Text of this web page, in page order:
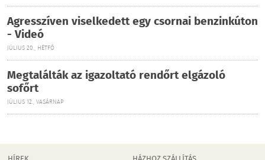
Agresszíven viselkedett egy csornai benzinkúton
- Videó
JÚLIUS 20., HÉTFŐ
Megtalálták az igazoltató rendőrt elgázoló
sofőrt
JÚLIUS 12., VASÁRNAP